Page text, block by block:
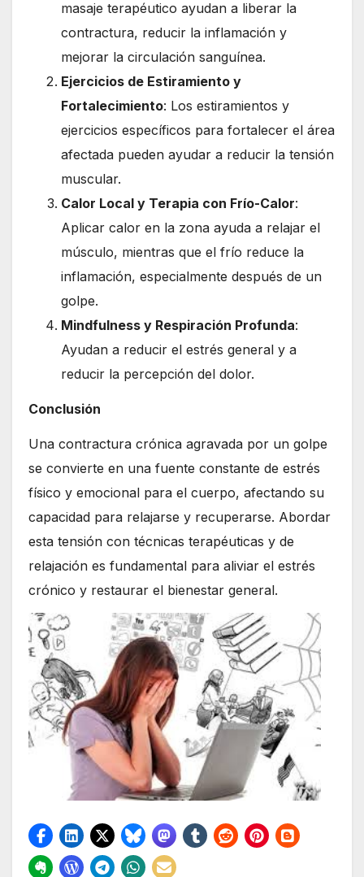
masaje terapéutico ayudan a liberar la
contractura, reducir la inflamación y
mejorar la circulación sanguínea.
Ejercicios de Estiramiento y
Fortalecimiento: Los estiramientos y
ejercicios específicos para fortalecer el área
afectada pueden ayudar a reducir la tensión
muscular.
Calor Local y Terapia con Frío-Calor:
Aplicar calor en la zona ayuda a relajar el
músculo, mientras que el frío reduce la
inflamación, especialmente después de un
golpe.
Mindfulness y Respiración Profunda:
Ayudan a reducir el estrés general y a
reducir la percepción del dolor.
Conclusión
Una contractura crónica agravada por un golpe
se convierte en una fuente constante de estrés
físico y emocional para el cuerpo, afectando su
capacidad para relajarse y recuperarse. Abordar
esta tensión con técnicas terapéuticas y de
relajación es fundamental para aliviar el estrés
crónico y restaurar el bienestar general.